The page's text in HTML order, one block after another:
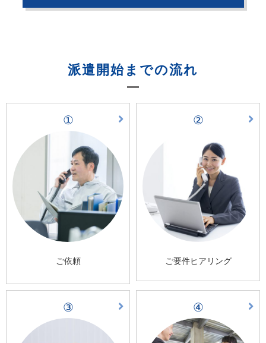
派遣開始までの流れ
①
ご依頼
②
ご要件ヒアリング
③ ④